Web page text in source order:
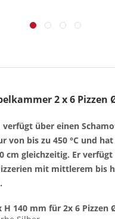
2 x 6 Pizzen
über einen
bis zu 450 °C und
cm gleichzeitig. Er
mit mittlerem bis
H 140 mm für 2x 6 Pizzen